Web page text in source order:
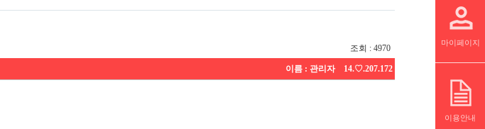
마이페이지
이용안내
조회 : 4970
이름 : 관리자14.♡.207.172